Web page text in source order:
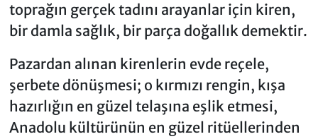
toprağın gerçek tadını arayanlar için kiren,
bir damla sağlık, bir parça doğallık demektir.
Pazardan alınan kirenlerin evde reçele,
şerbete dönüşmesi; o kırmızı rengin, kışa
hazırlığın en güzel telaşına eşlik etmesi,
Anadolu kültürünün en güzel ritüellerinden